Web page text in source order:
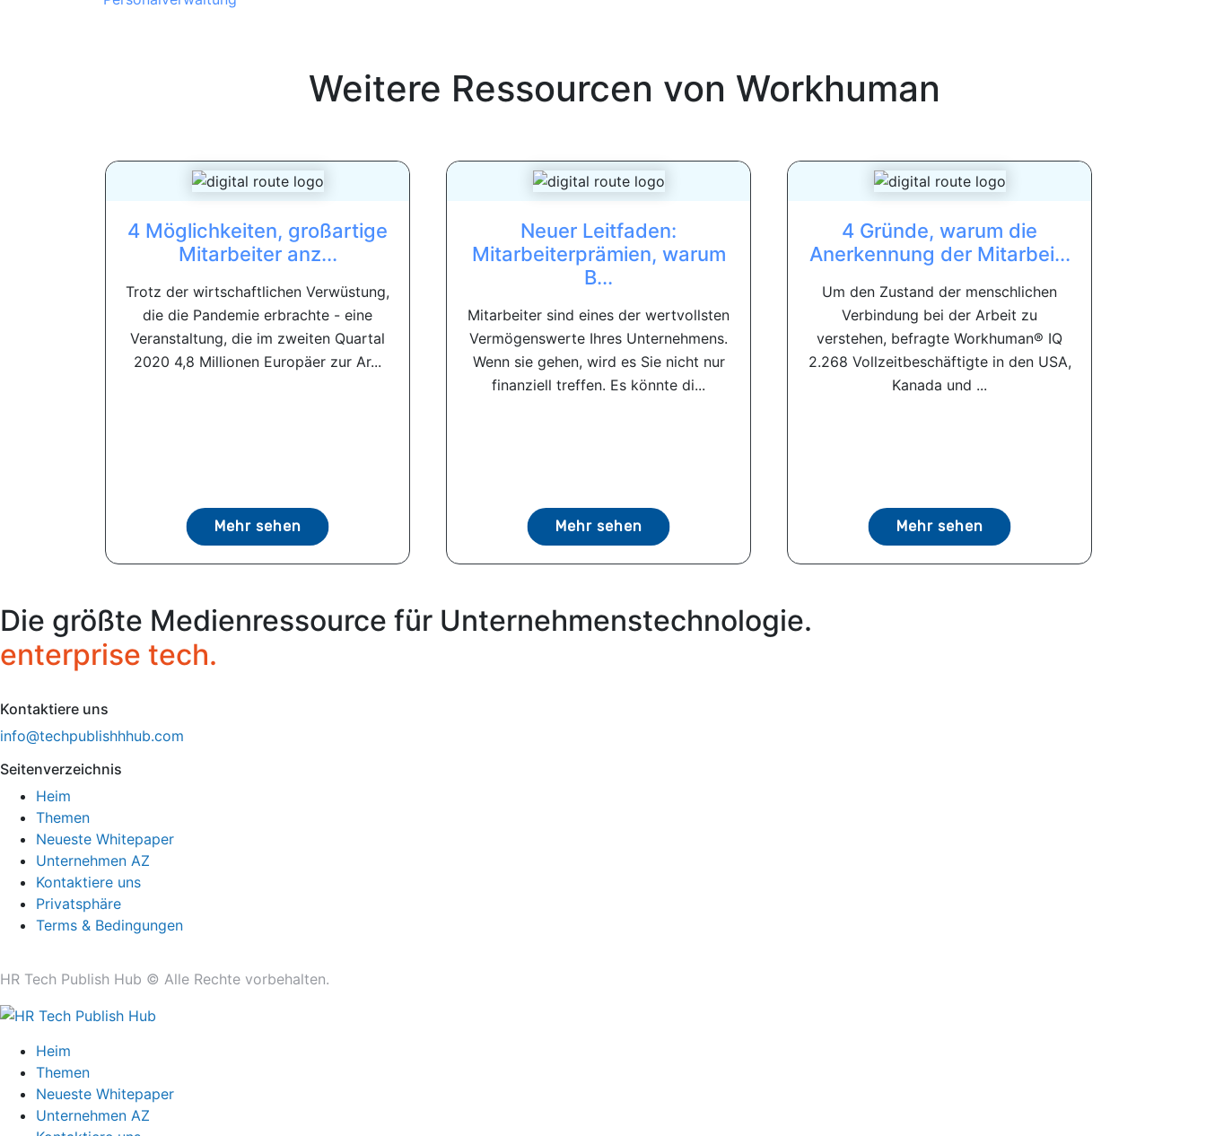
Weitere Ressourcen von Workhuman
4 Möglichkeiten, großartige
Mitarbeiter anz...
Trotz der wirtschaftlichen Verwüstung,
die die Pandemie erbrachte - eine
Veranstaltung, die im zweiten Quartal
2020 4,8 Millionen Europäer zur Ar...
Mehr sehen
Neuer Leitfaden:
Mitarbeiterprämien, warum
B...
Mitarbeiter sind eines der wertvollsten
Vermögenswerte Ihres Unternehmens.
Wenn sie gehen, wird es Sie nicht nur
finanziell treffen. Es könnte di...
Mehr sehen
4 Gründe, warum die
Anerkennung der Mitarbei...
Um den Zustand der menschlichen
Verbindung bei der Arbeit zu
verstehen, befragte Workhuman® IQ
2.268 Vollzeitbeschäftigte in den USA,
Kanada und ...
Mehr sehen
Die größte Medienressource für Unternehmenstechnologie.
enterprise tech.
Kontaktiere uns
info@techpublishhhub.com
Seitenverzeichnis
Heim
Themen
Neueste Whitepaper
Unternehmen AZ
Kontaktiere uns
Privatsphäre
Terms & Bedingungen
HR Tech Publish Hub © Alle Rechte vorbehalten.
Heim
Themen
Neueste Whitepaper
Unternehmen AZ